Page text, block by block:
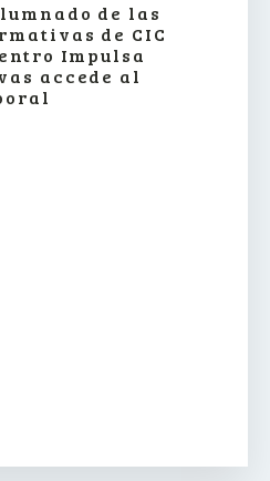
de las
de CIC
Impulsa
accede al